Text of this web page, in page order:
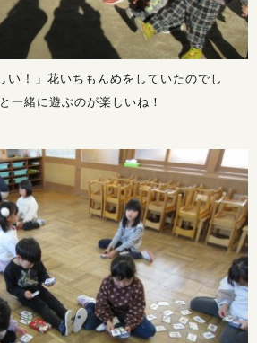
い！
」花いちもんめをしていたのでし
一緒に遊ぶのが楽しいね！